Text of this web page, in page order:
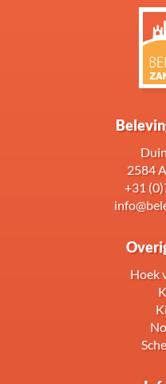
2584
+31
Hoek